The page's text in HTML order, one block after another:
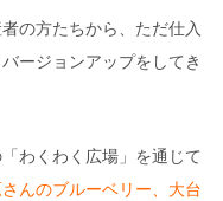
の方たちから、ただ仕入
ージョンアップをしてき
わくわく広場」を通じて
んのブルーベリー、大台